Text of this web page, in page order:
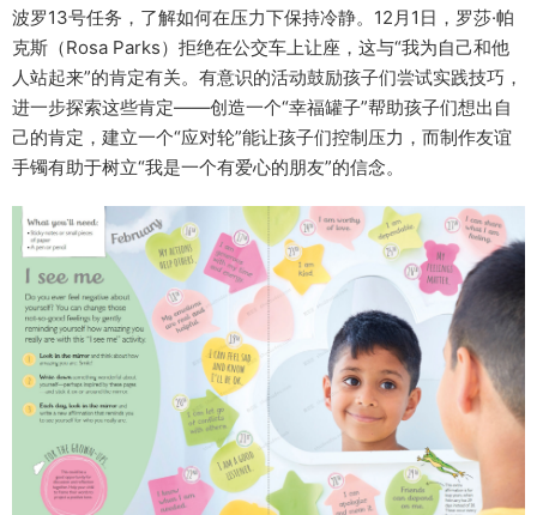
波罗13号任务，了解如何在压力下保持冷静。12月1日，罗莎·帕
克斯（Rosa Parks）拒绝在公交车上让座，这与“我为自己和他
人站起来”的肯定有关。有意识的活动鼓励孩子们尝试实践技巧，
进一步探索这些肯定——创造一个“幸福罐子”帮助孩子们想出自
己的肯定，建立一个“应对轮”能让孩子们控制压力，而制作友谊
手镯有助于树立“我是一个有爱心的朋友”的信念。